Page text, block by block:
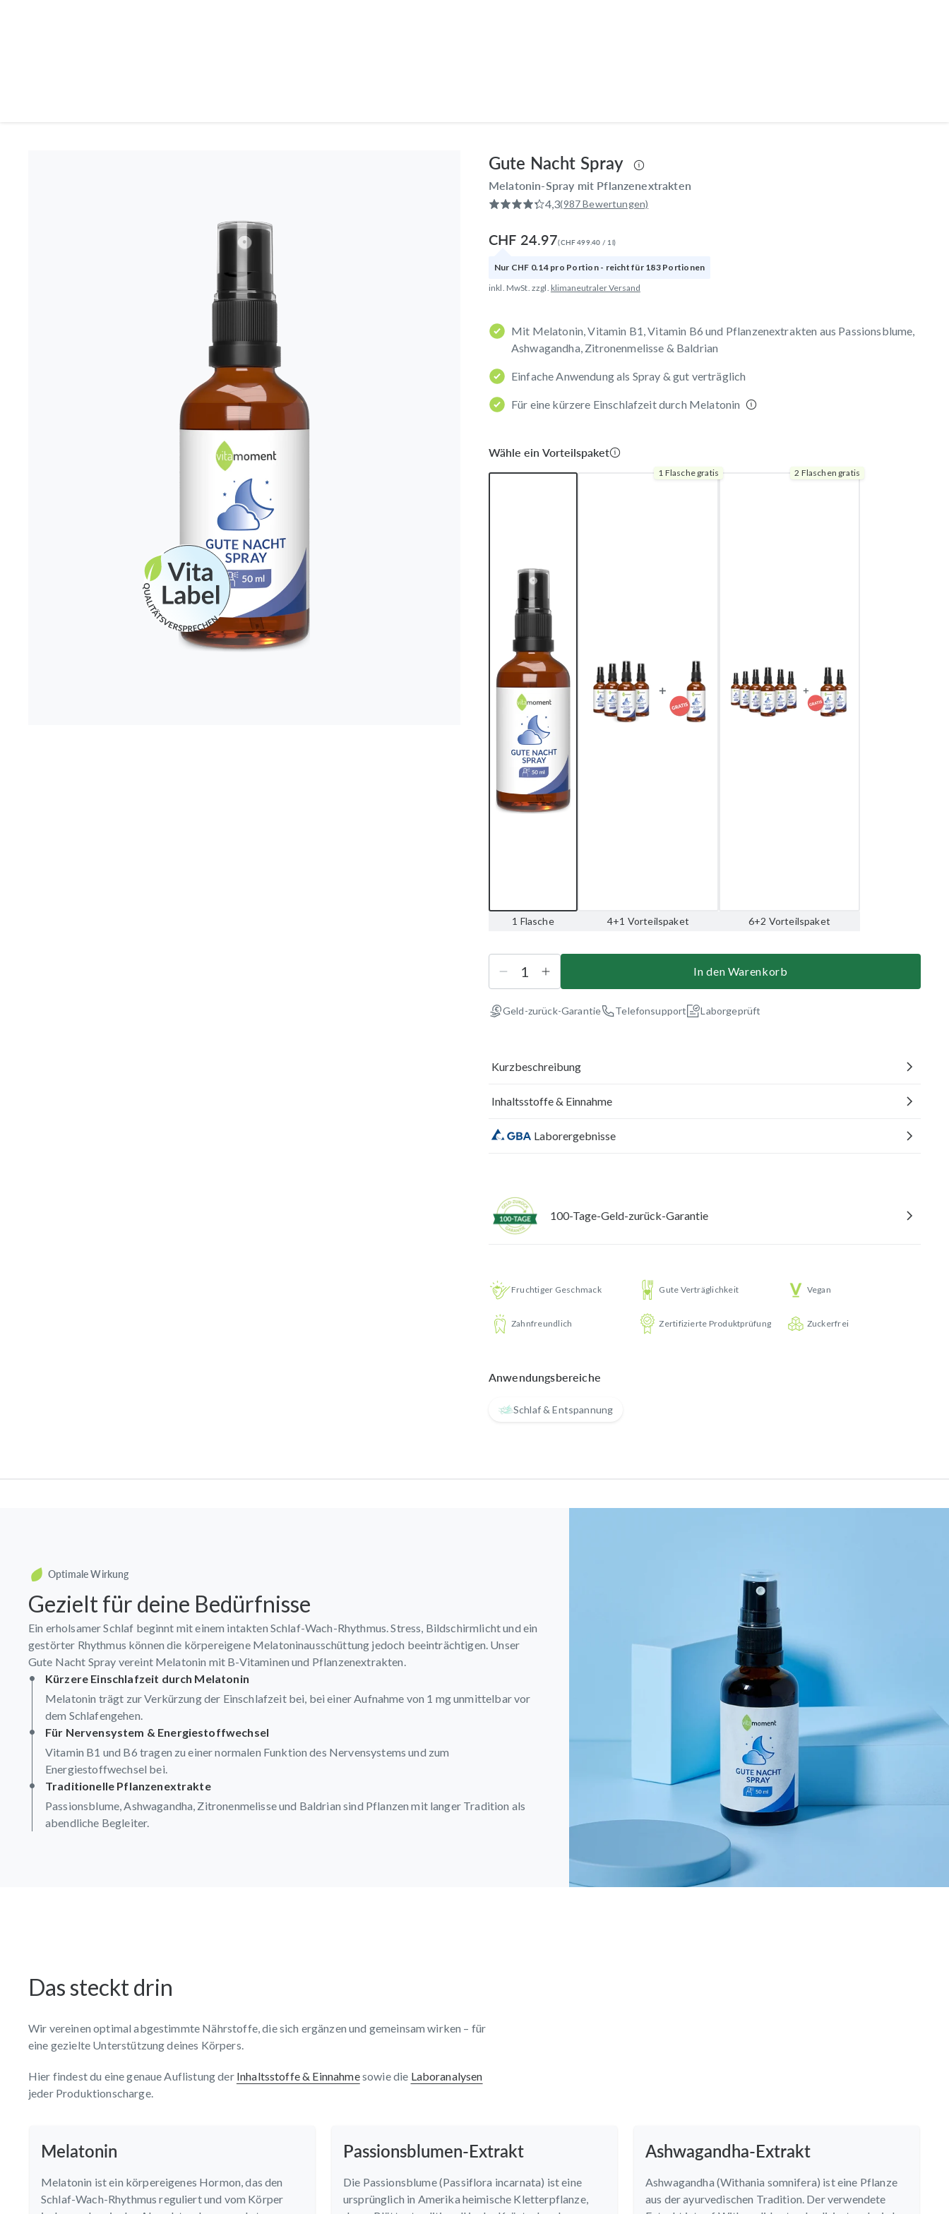
Gute Nacht Spray
Melatonin-Spray mit Pflanzenextrakten
4,3(987 Bewertungen)
CHF 24.97(CHF 499.40 / 1 l)
Nur CHF 0.14pro Portion- reicht für 183 Portionen
inkl. MwSt. zzgl. klimaneutraler Versand
Mit Melatonin, Vitamin B1, Vitamin B6 und Pflanzenextrakten aus Passionsblume,
Ashwagandha, Zitronenmelisse & Baldrian
Einfache Anwendung als Spray & gut verträglich
Für eine kürzere Einschlafzeit durch Melatonin
Wähle ein Vorteilspaket
1 Flasche
1 Flasche gratis
4+1 Vorteilspaket
2 Flaschen gratis
6+2 Vorteilspaket
In den Warenkorb
Geld-zurück-Garantie Telefonsupport Laborgeprüft
Kurzbeschreibung
Inhaltsstoffe & Einnahme
Laborergebnisse
100-Tage-Geld-zurück-Garantie
Fruchtiger Geschmack Gute Verträglichkeit Vegan
Zahnfreundlich Zertifizierte Produktprüfung Zuckerfrei
Anwendungsbereiche
Schlaf & Entspannung
Optimale Wirkung
Gezielt für deine Bedürfnisse
Ein erholsamer Schlaf beginnt mit einem intakten Schlaf-Wach-Rhythmus. Stress, Bildschirmlicht und ein
gestörter Rhythmus können die körpereigene Melatoninausschüttung jedoch beeinträchtigen. Unser
Gute Nacht Spray vereint Melatonin mit B-Vitaminen und Pflanzenextrakten.
Kürzere Einschlafzeit durch Melatonin
Melatonin trägt zur Verkürzung der Einschlafzeit bei, bei einer Aufnahme von 1 mg unmittelbar vor
dem Schlafengehen.
Für Nervensystem & Energiestoffwechsel
Vitamin B1 und B6 tragen zu einer normalen Funktion des Nervensystems und zum
Energiestoffwechsel bei.
Traditionelle Pflanzenextrakte
Passionsblume, Ashwagandha, Zitronenmelisse und Baldrian sind Pflanzen mit langer Tradition als
abendliche Begleiter.
Das steckt drin
Wir vereinen optimal abgestimmte Nährstoffe, die sich ergänzen und gemeinsam wirken – für
eine gezielte Unterstützung deines Körpers.
Hier findest du eine genaue Auflistung der Inhaltsstoffe & Einnahmesowie die Laboranalysen
jeder Produktionscharge.
Melatonin
Melatonin ist ein körpereigenes Hormon, das den
Schlaf-Wach-Rhythmus reguliert und vom Körper
Passionsblumen-Extrakt
Die Passionsblume (Passiflora incarnata) ist eine
ursprünglich in Amerika heimische Kletterpflanze,
Ashwagandha-Extrakt
Ashwagandha (Withania somnifera) ist eine Pflanze
aus der ayurvedischen Tradition. Der verwendete